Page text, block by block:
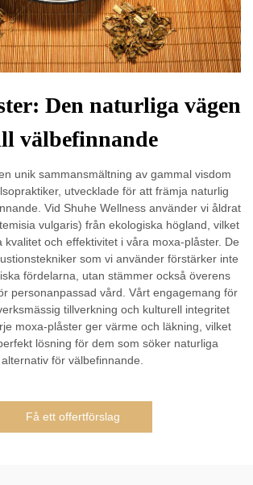
Den naturliga vägen
välbefinnande
unik sammansmältning av gammal visdom
utvecklade för att främja naturlig
Vid Shuhe Wellness använder vi åldrat
vulgaris) från ekologiska högland, vilket
kvalitet och effektivitet i våra moxa-plåster. De
som vi använder förstärker inte
fördelarna, utan stämmer också överens
personanpassad vård. Vårt engagemang för
tillverkning och kulturell integritet
moxa-plåster ger värme och läkning, vilket
lösning för dem som söker naturliga
alternativ för välbefinnande.
Få ett offertförslag